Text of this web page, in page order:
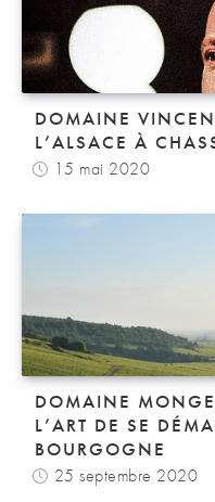
DOMAINE
L’ALSACE À
15 mai 2020
DOMAINE
L’ART DE SE
BOURGOGNE
25 septembre 2020